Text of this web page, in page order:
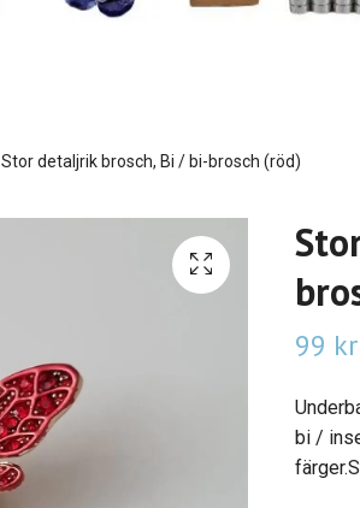
Stor detaljrik brosch, Bi / bi-brosch (röd)
99 kr
bi /